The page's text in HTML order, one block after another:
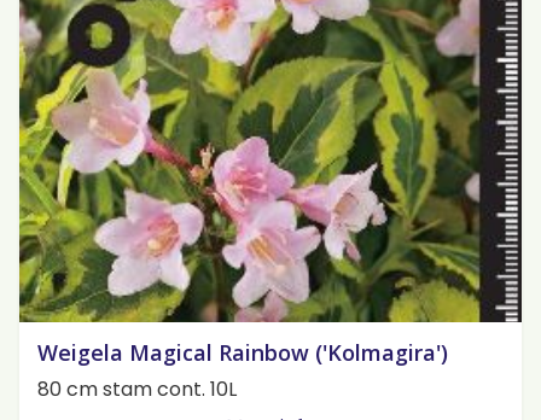
Weigela Magical Rainbow ('Kolmagira')
80 cm stam cont. 10L